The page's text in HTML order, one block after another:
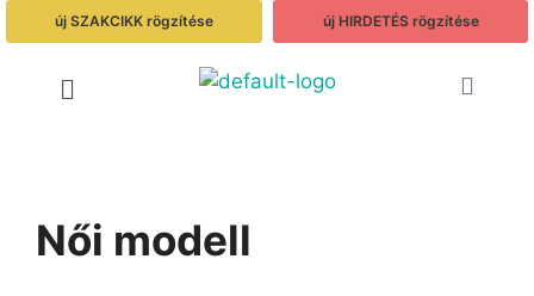
új SZAKCIKK rögzítése új HIRDETÉS rögzítése
Női modell